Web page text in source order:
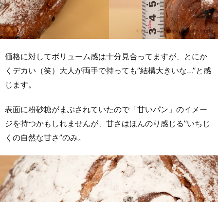
価格に対してボリューム感は十分見合ってますが、とにか
くデカい（笑）大人が両手で持っても”結構大きいな…”と感
じます。
表面に粉砂糖がまぶされていたので「甘いパン」のイメー
ジを持つかもしれませんが、甘さはほんのり感じる”いちじ
くの自然な甘さ”のみ。